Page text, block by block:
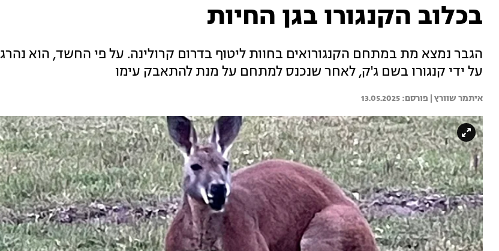
בכלוב הקנגורו בגן החיות
הגבר נמצא מת במתחם הקנגורואים בחוות ליטוף בדרום קרולינה. על פי החשד, הוא נהרג
על ידי קנגורו בשם ג'ק, לאחר שנכנס למתחם על מנת להתאבק עימו
איתמר שוורץ | 13.05.2025